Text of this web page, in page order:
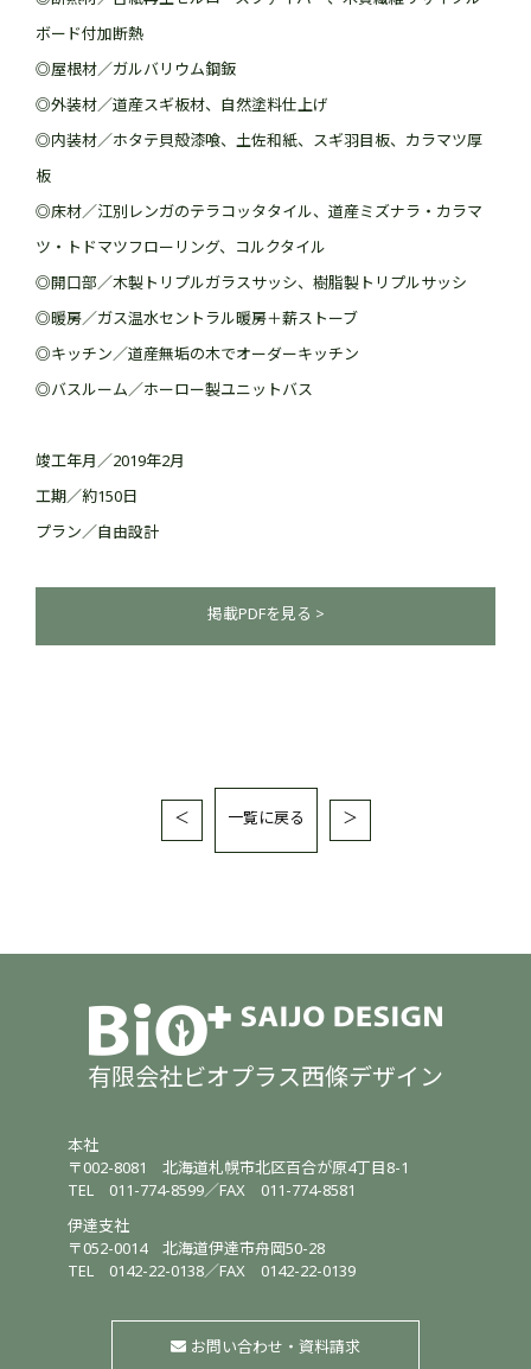
ボード付加断熱
◎屋根材／ガルバリウム鋼鈑
◎外装材／道産スギ板材、自然塗料仕上げ
◎内装材／ホタテ貝殻漆喰、土佐和紙、スギ羽目板、カラマツ厚
板
◎床材／江別レンガのテラコッタタイル、道産ミズナラ・カラマ
ツ・トドマツフローリング、コルクタイル
◎開口部／木製トリプルガラスサッシ、樹脂製トリプルサッシ
◎暖房／ガス温水セントラル暖房＋薪ストーブ
◎キッチン／道産無垢の木でオーダーキッチン
◎バスルーム／ホーロー製ユニットバス
竣工年月／2019年2月
工期／約150日
プラン／自由設計
掲載PDFを見る >
＜ 一覧に戻る ＞
有限会社ビオプラス西條デザイン
本社
〒002-8081北海道札幌市北区百合が原4丁目8-1
TEL011-774-8599／FAX 011-774-8581
伊達支社
〒052-0014北海道伊達市舟岡50-28
TEL0142-22-0138／FAX 0142-22-0139
お問い合わせ・資料請求